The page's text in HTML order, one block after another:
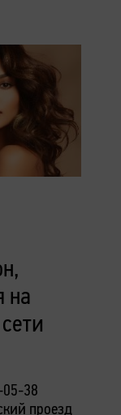
на
05-38
проезд